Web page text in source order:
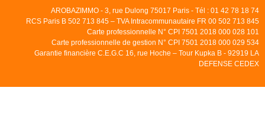
AROBAZIMMO - 3, rue Dulong 75017 Paris - Tél : 01 42 78 18 74
RCS Paris B 502 713 845 – TVA Intracommunautaire FR 00 502 713 845
Carte professionnelle N° CPI 7501 2018 000 028 101
Carte professionnelle de gestion N° CPI 7501 2018 000 029 534
Garantie financière C.E.G.C 16, rue Hoche – Tour Kupka B - 92919 LA
DEFENSE CEDEX